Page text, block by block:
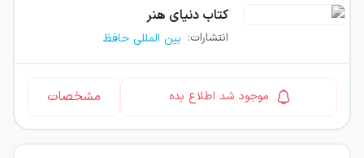
کتاب دنیای هنر
انتشارات: بین المللی حافظ
موجود شد اطلاع بده مشخصات